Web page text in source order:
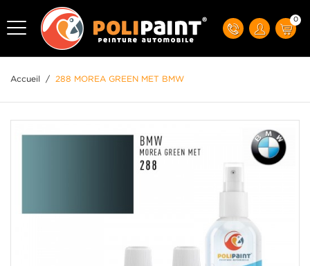
0
Accueil / 288 MOREA GREEN MET BMW